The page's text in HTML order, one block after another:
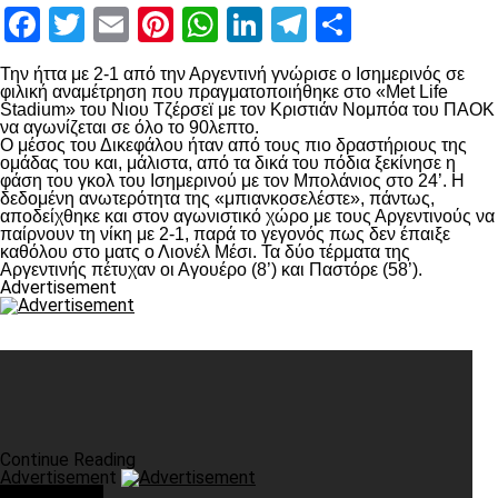
Facebook
Twitter
EmailPinterest
WhatsApp
LinkedIn
Telegram
Την ήττα με 2-1 από την Αργεντινή γνώρισε ο Ισημερινός σε
φιλική αναμέτρηση που πραγματοποιήθηκε στο «Met Life
Stadium» του Νιου Τζέρσεϊ με τον Κριστιάν Νομπόα του ΠΑΟΚ
να αγωνίζεται σε όλο το 90λεπτο.
Ο μέσος του Δικεφάλου ήταν από τους πιο δραστήριους της
ομάδας του και, μάλιστα, από τα δικά του πόδια ξεκίνησε η
φάση του γκολ του Ισημερινού με τον Μπολάνιος στο 24’. Η
δεδομένη ανωτερότητα της «μπιανκοσελέστε», πάντως,
αποδείχθηκε και στον αγωνιστικό χώρο με τους Αργεντινούς να
παίρνουν τη νίκη με 2-1, παρά το γεγονός πως δεν έπαιξε
καθόλου στο ματς ο Λιονέλ Μέσι. Τα δύο τέρματα της
Αργεντινής πέτυχαν οι Αγουέρο (8’) και Παστόρε (58’).
Advertisement
Continue Reading
Advertisement